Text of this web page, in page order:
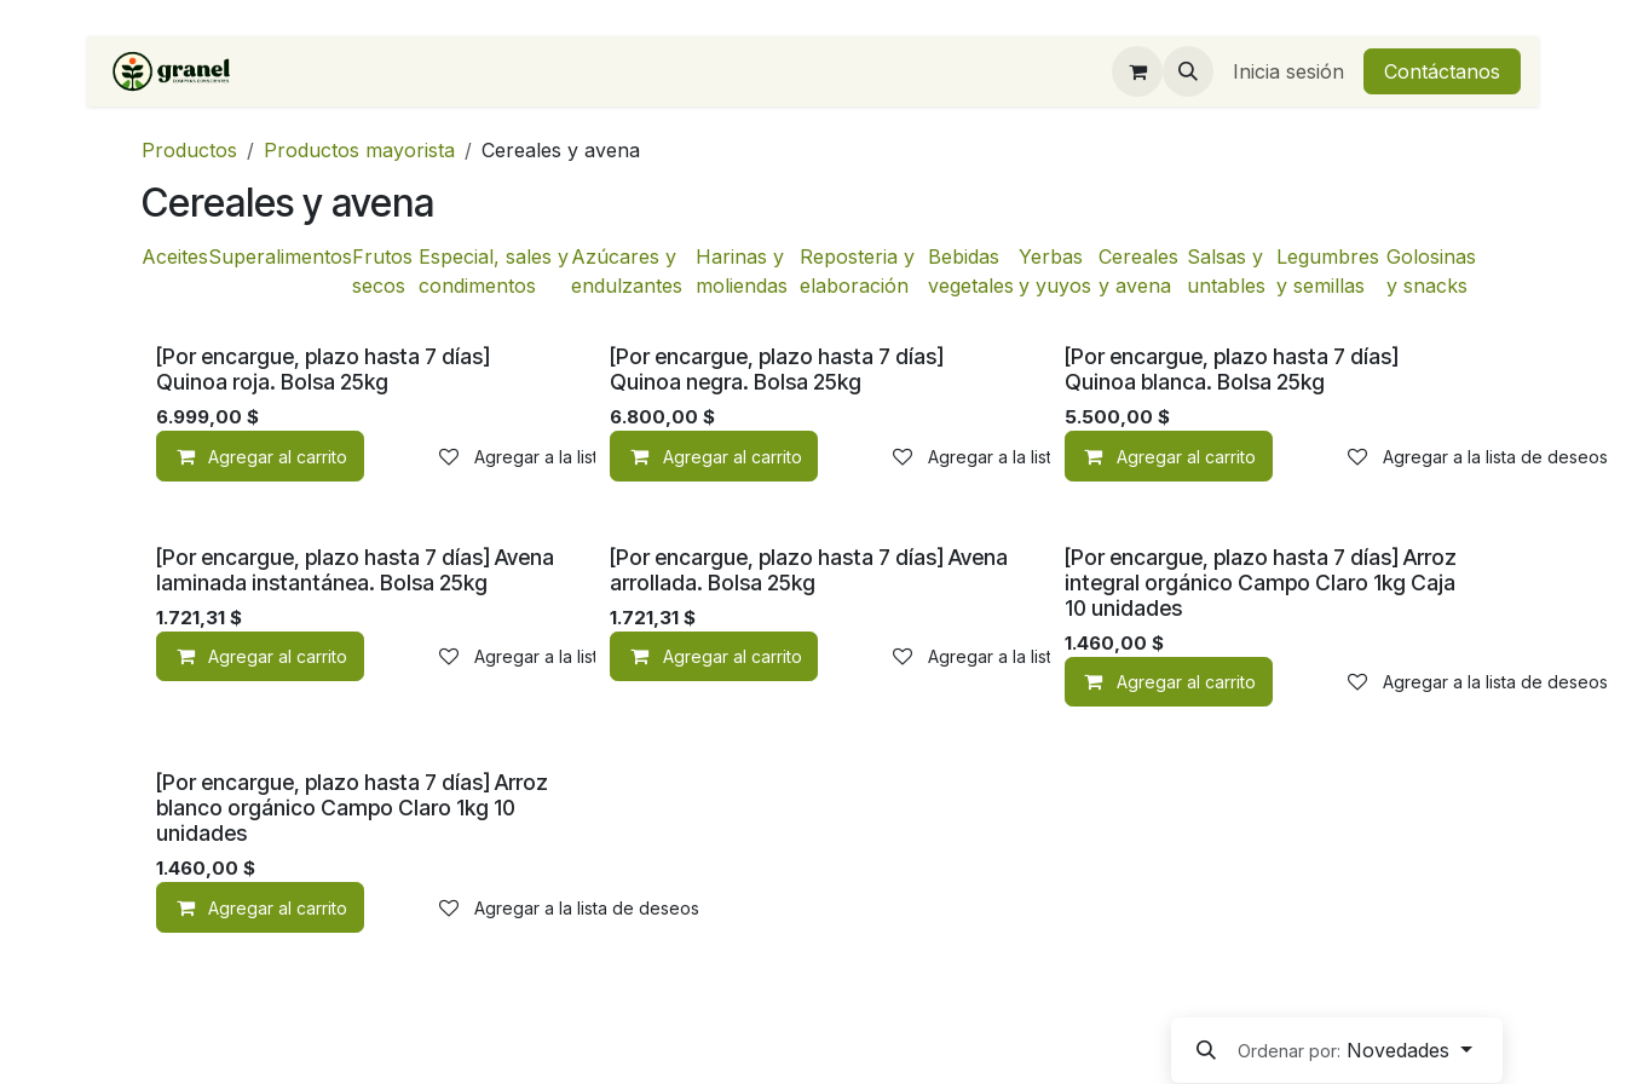
Ir al contenido
Inicia sesión Contáctanos
Productos Productos mayorista Cereales y avena
Cereales y avena
AceitesSuperalimentosFrutos
secos
Especial, sales y
condimentos
Azúcares y
endulzantes
Harinas y
moliendas
Reposteria y
elaboración
Bebidas
vegetales
Yerbas
y yuyos
Cereales
y avena
Salsas y
untables
Legumbres
y semillas
Golosinas
y snacks
[Por encargue, plazo hasta 7 días]
Quinoa roja. Bolsa 25kg
6.999,00 $
Agregar al carrito Agregar a la lista de deseos
[Por encargue, plazo hasta 7 días]
Quinoa negra. Bolsa 25kg
6.800,00 $
Agregar al carrito Agregar a la lista de deseos
[Por encargue, plazo hasta 7 días]
Quinoa blanca. Bolsa 25kg
5.500,00 $
Agregar al carrito Agregar a la lista de deseos
[Por encargue, plazo hasta 7 días] Avena
laminada instantánea. Bolsa 25kg
1.721,31 $
Agregar al carrito Agregar a la lista de deseos
[Por encargue, plazo hasta 7 días] Avena
arrollada. Bolsa 25kg
1.721,31 $
Agregar al carrito Agregar a la lista de deseos
[Por encargue, plazo hasta 7 días] Arroz
integral orgánico Campo Claro 1kg Caja
10 unidades
1.460,00 $
Agregar al carrito Agregar a la lista de deseos
[Por encargue, plazo hasta 7 días] Arroz
blanco orgánico Campo Claro 1kg 10
unidades
1.460,00 $
Agregar al carrito Agregar a la lista de deseos
Ordenar por: Novedades